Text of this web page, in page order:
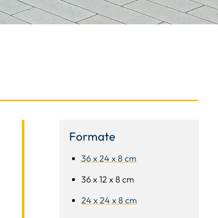
Formate
36 x 24 x 8 cm
36 x 12 x 8 cm
24 x 24 x 8 cm